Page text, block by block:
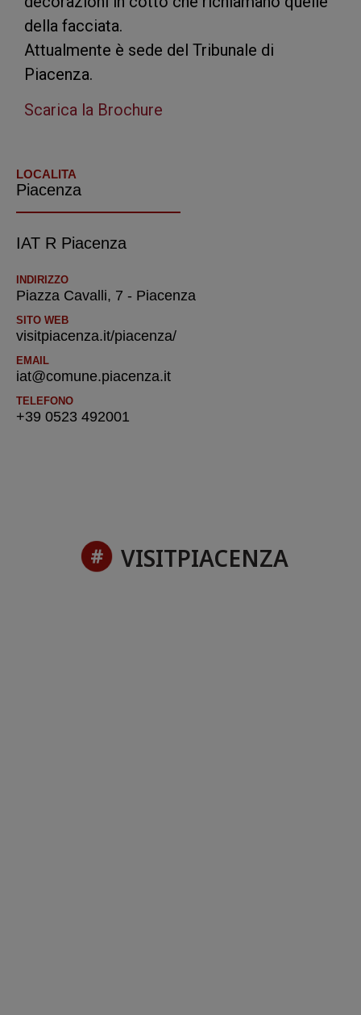
della facciata.
Attualmente è sede del Tribunale di
Piacenza.
Scarica la Brochure
LOCALITA
Piacenza
IAT R Piacenza
INDIRIZZO
Piazza Cavalli, 7 - Piacenza
SITO WEB
visitpiacenza.it/piacenza/
EMAIL
iat@comune.piacenza.it
TELEFONO
+39 0523 492001
VISITPIACENZA